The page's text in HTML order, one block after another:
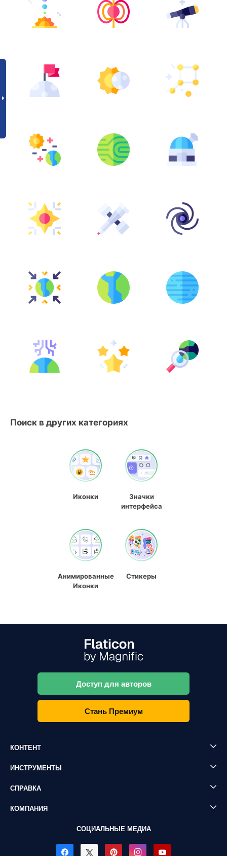
Поиск в других категориях
Иконки
Значки
интерфейса
Анимированные
Иконки
Стикеры
Доступ для авторов
Стань Премиум
КОНТЕНТ
ИНСТРУМЕНТЫ
СПРАВКА
КОМПАНИЯ
СОЦИАЛЬНЫЕ МЕДИА